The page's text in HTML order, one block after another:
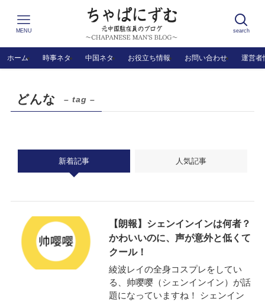
search
MENU
ホーム 時事ネタ 中国ネタ お役立ち情報 お問い合わせ 運営者
どんな – tag –
新着記事 人気記事
【朗報】シェンインインは何者？
かわいいのに、声が意外と低くて
クール！
綾波レイの全身コスプレをしてい
る、帅嘤嘤（シェンインイン）が話
題になっていますね！ シェンイン